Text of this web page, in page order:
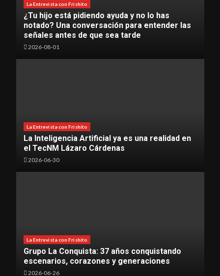
La Entrevista con Frishito
¿Tu hijo está pidiendo ayuda y no lo has
notado? Una conversación para entender las
señales antes de que sea tarde
2026-08-01
La Entrevista con Frishito
La Inteligencia Artificial ya es una realidad en
el TecNM Lázaro Cárdenas
2026-06-30
La Entrevista con Frishito
Grupo La Conquista: 37 años conquistando
escenarios, corazones y generaciones
2026-06-26